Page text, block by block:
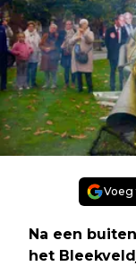
Voeg
Na een
het